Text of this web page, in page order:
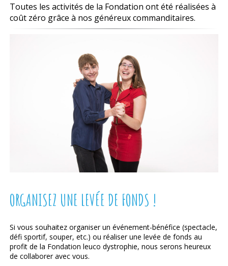
Toutes les activités de la Fondation ont été réalisées à
coût zéro grâce à nos généreux commanditaires.
ORGANISEZ UNE LEVÉE DE FONDS !
Si vous souhaitez organiser un événement-bénéfice (spectacle,
défi sportif, souper, etc.) ou réaliser une levée de fonds au
profit de la Fondation leuco dystrophie, nous serons heureux
de collaborer avec vous.